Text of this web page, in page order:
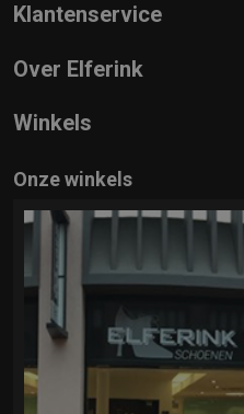
Klantenservice
Over Elferink
Winkels
Onze winkels